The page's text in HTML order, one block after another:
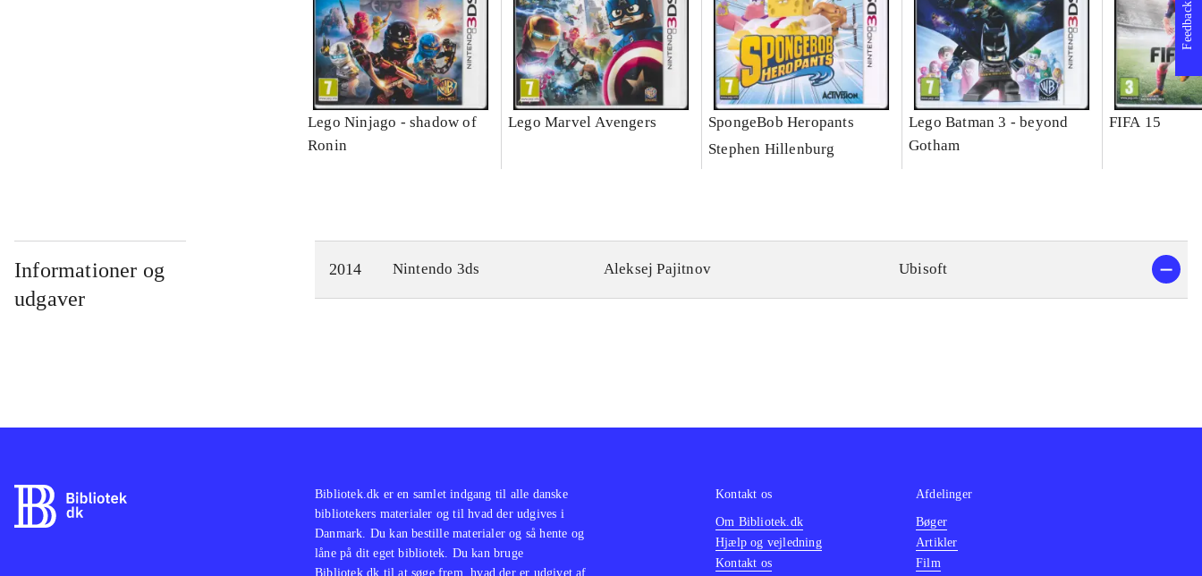
Lego Ninjago - shadow of
Ronin
Lego Marvel Avengers
SpongeBob Heropants
Stephen Hillenburg
Lego Batman 3 - beyond
Gotham
FIFA 15
Informationer og
udgaver
2014 Nintendo 3ds Aleksej Pajitnov Ubisoft
Feedback
Bibliotek.dk er en samlet indgang til alle danske
bibliotekers materialer og til hvad der udgives i
Danmark. Du kan bestille materialer og så hente og
låne på dit eget bibliotek. Du kan bruge
Bibliotek.dk til at søge frem, hvad der er udgivet af
Kontakt os
Om Bibliotek.dk
Hjælp og vejledning
Kontakt os
Afdelinger
Bøger
Artikler
Film